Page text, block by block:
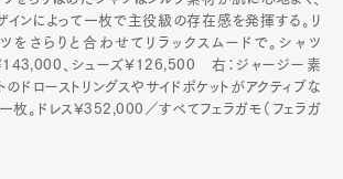
インによって一枚で主役級の存在感を発揮する。リ
をさらりと合わせてリラックスムードで。シャツ
、シューズ¥126,500 右：ジャージー素
のドローストリングスやサイドポケットがアクティブな
枚。ドレス¥352,000／すべてフェラガモ（フェラガ